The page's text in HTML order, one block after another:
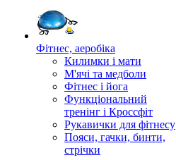
Фітнес, аеробіка
Килимки і мати
М'ячі та медболи
Фітнес і йога
Функціональний
тренінг і Кроссфіт
Рукавички для фітнесу
Пояси, гачки, бинти,
стрічки